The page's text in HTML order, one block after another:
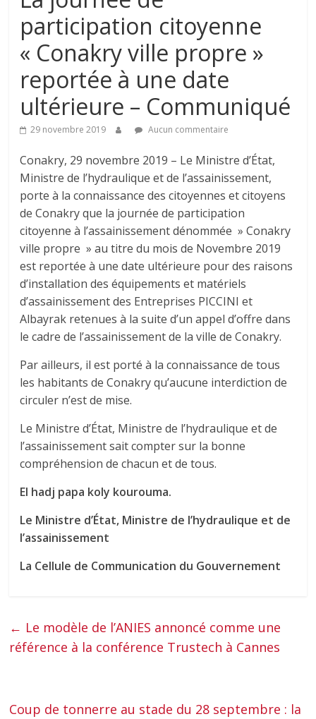
participation citoyenne
« Conakry ville propre »
reportée à une date
ultérieure – Communiqué
29 novembre 2019 Aucun commentaire
Conakry, 29 novembre 2019 – Le Ministre d’État,
Ministre de l’hydraulique et de l’assainissement,
porte à la connaissance des citoyennes et citoyens
de Conakry que la journée de participation
citoyenne à l’assainissement dénommée » Conakry
ville propre » au titre du mois de Novembre 2019
est reportée à une date ultérieure pour des raisons
d’installation des équipements et matériels
d’assainissement des Entreprises PICCINI et
Albayrak retenues à la suite d’un appel d’offre dans
le cadre de l’assainissement de la ville de Conakry.
Par ailleurs, il est porté à la connaissance de tous
les habitants de Conakry qu’aucune interdiction de
circuler n’est de mise.
Le Ministre d’État, Ministre de l’hydraulique et de
l’assainissement sait compter sur la bonne
compréhension de chacun et de tous.
El hadj papa koly kourouma.
Le Ministre d’État, Ministre de l’hydraulique et de
l’assainissement
La Cellule de Communication du Gouvernement
← Le modèle de l’ANIES annoncé comme une
référence à la conférence Trustech à Cannes
Coup de tonnerre au stade du 28 septembre : la